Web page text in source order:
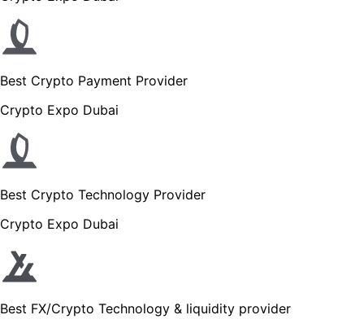
Best Crypto Payment Provider
Crypto Expo Dubai
Best Crypto Technology Provider
Crypto Expo Dubai
Best FX/Crypto Technology & liquidity provider